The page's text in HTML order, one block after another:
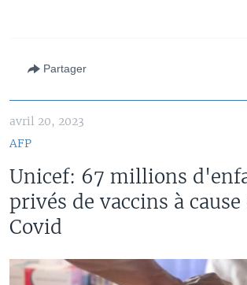
Partager
avril 20, 2023
AFP
Unicef: 67 millions
privés de vaccins à cause
Covid